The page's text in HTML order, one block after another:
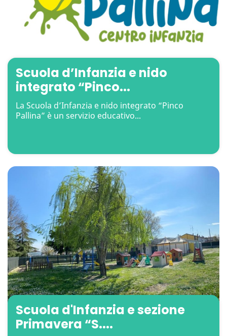
Scuola d’Infanzia e nido
integrato “Pinco...
La Scuola d’Infanzia e nido integrato “Pinco
Pallina” è un servizio educativo...
Scuola d'Infanzia e sezione
Primavera “S....